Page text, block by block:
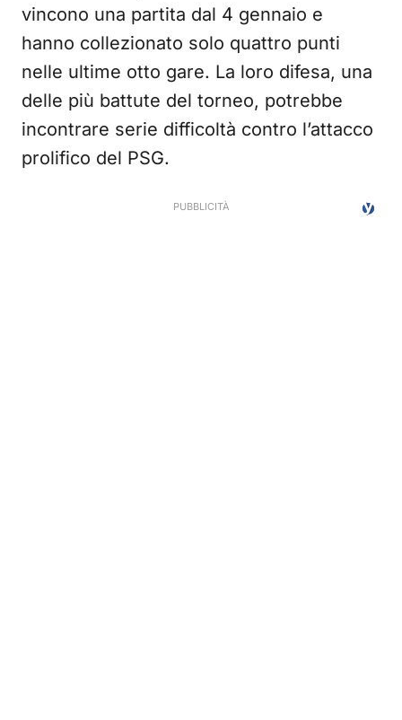
vincono una partita dal 4 gennaio e
hanno collezionato solo quattro punti
nelle ultime otto gare. La loro difesa, una
delle più battute del torneo, potrebbe
incontrare serie difficoltà contro l’attacco
prolifico del PSG.